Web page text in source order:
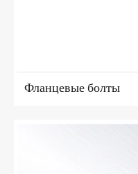
Фланцевые болты